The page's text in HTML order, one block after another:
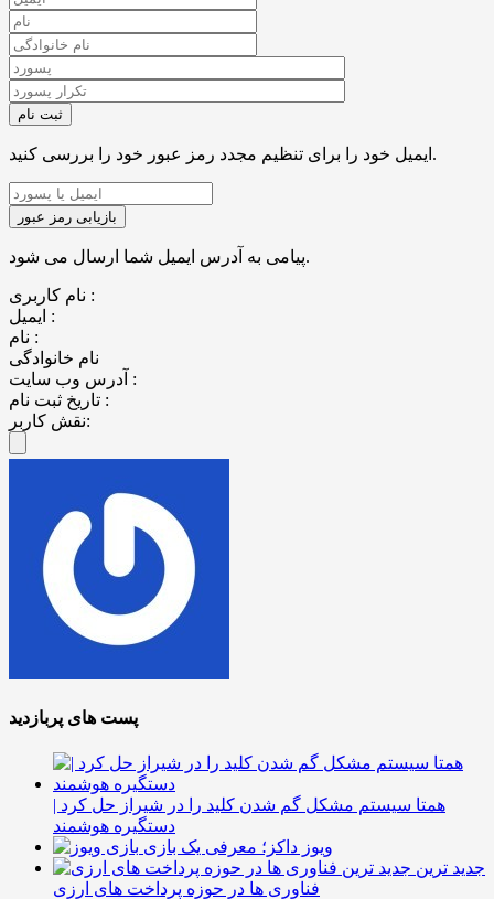
ایمیل خود را برای تنظیم مجدد رمز عبور خود را بررسی کنید.
پیامی به آدرس ایمیل شما ارسال می شود.
نام کاربری :
ایمیل :
نام :
نام خانوادگی
آدرس وب سایت :
تاریخ ثبت نام :
نقش کاربر:
پست های پربازدید
همتا سیستم مشکل گم شدن کلید را در شیراز حل کرد |
دستگیره هوشمند
ویوز داکز؛ معرفی یک بازی
جدید ترین
فناوری ها در حوزه پرداخت های ارزی